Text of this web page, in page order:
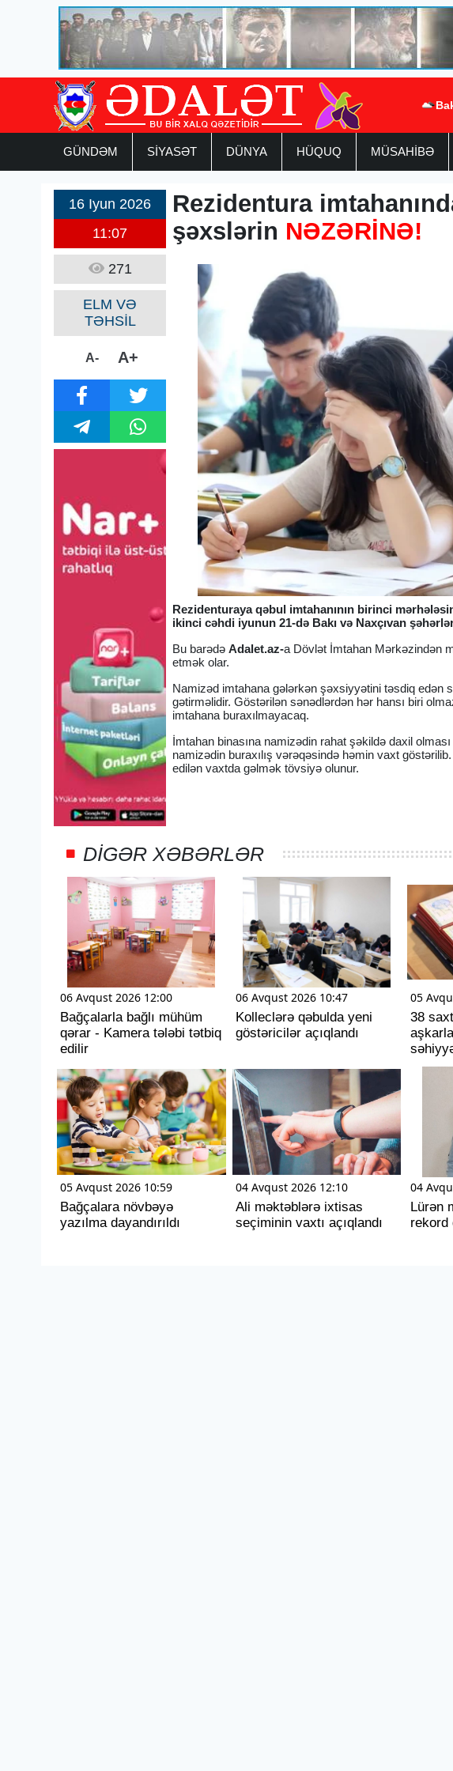
GÜNDƏM SİYASƏT DÜNYA HÜQUQ MÜSAHİBƏ
16 Iyun 2026
11:07
271
ELM VƏ
TƏHSİL
A- A+
Rezidentura
şəxslərin NƏZƏRİNƏ!
Rezidenturaya qəbul imtahanının birinci
ikinci cəhdi iyunun 21-də Bakı və Naxçıvan
Bu barədəAdalet.az-a Dövlət İmtahan Mərkəzindən
etmək olar.
Namizəd imtahana gələrkən şəxsiyyətini təsdiq edən
gətirməlidir. Göstərilən sənədlərdən hər hansı biri
imtahana buraxılmayacaq.
İmtahan binasına namizədin rahat şəkildə daxil
namizədin buraxılış vərəqəsində həmin vaxt
edilən vaxtda gəlmək tövsiyə olunur.
DIGƏR XƏBƏRLƏR
06 Avqust 2026 12:00
Bağçalarla bağlı mühüm
qərar - Kamera tələbi tətbiq
edilir
06 Avqust 2026 10:47
Kolleclərə qəbulda yeni
göstəricilər açıqlandı
05
38
05 Avqust 2026 10:59
Bağçalara növbəyə
yazılma dayandırıldı
04 Avqust 2026 12:10
Ali məktəblərə ixtisas
seçiminin vaxtı açıqlandı
04
Lürən
rekord